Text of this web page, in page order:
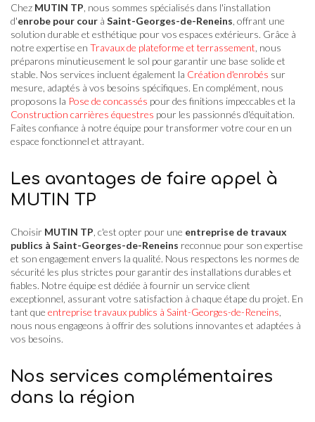
Chez MUTIN TP , nous sommes spécialisés dans l'installation
d'enrobe pour cour à Saint-Georges-de-Reneins , offrant une
solution durable et esthétique pour vos espaces extérieurs. Grâce à
notre expertise en Travaux de plateforme et terrassement , nous
préparons minutieusement le sol pour garantir une base solide et
stable. Nos services incluent également la Création d'enrobés sur
mesure, adaptés à vos besoins spécifiques. En complément, nous
proposons la Pose de concassés pour des finitions impeccables et la
Construction carrières équestres pour les passionnés d'équitation.
Faites confiance à notre équipe pour transformer votre cour en un
espace fonctionnel et attrayant.
Les avantages de faire appel à
MUTIN TP
Choisir MUTIN TP , c'est opter pour une entreprise de travaux
publics à Saint-Georges-de-Reneins reconnue pour son expertise
et son engagement envers la qualité. Nous respectons les normes de
sécurité les plus strictes pour garantir des installations durables et
fiables. Notre équipe est dédiée à fournir un service client
exceptionnel, assurant votre satisfaction à chaque étape du projet. En
tant que entreprise travaux publics à Saint-Georges-de-Reneins
nous nous engageons à offrir des solutions innovantes et adaptées à
vos besoins.
Nos services complémentaires
dans la région